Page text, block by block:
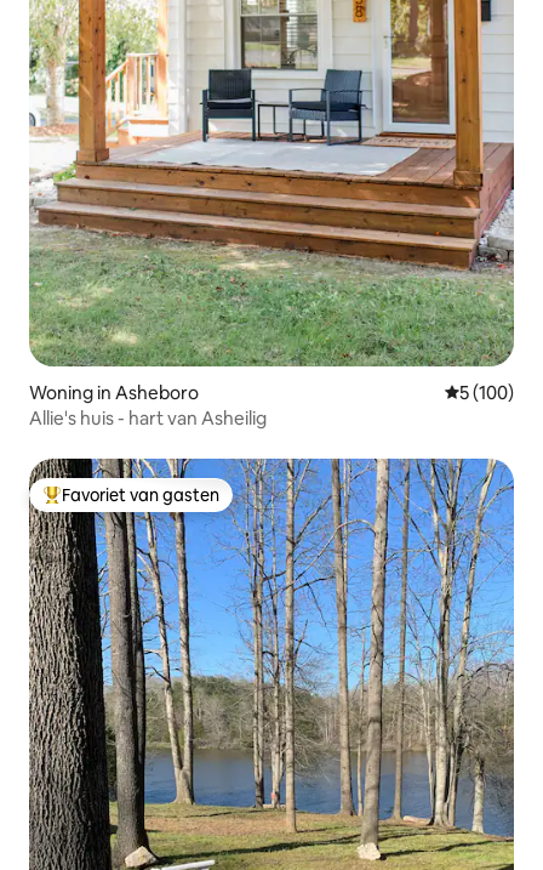
Woning in Asheboro
5 (100)
Allie's huis - hart van Asheilig
Topfavoriet van gasten
Favoriet van gasten